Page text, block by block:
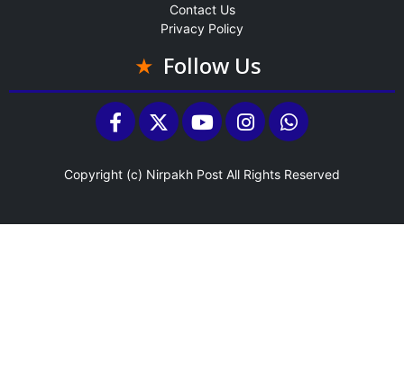
Contact Us
Privacy Policy
Follow Us
Copyright (c) Nirpakh Post All Rights Reserved